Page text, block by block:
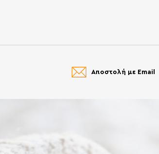
Αποστολή με Email